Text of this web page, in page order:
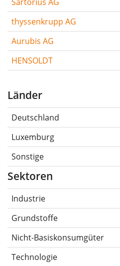
thyssenkrupp AG
Aurubis AG
HENSOLDT
Länder
Deutschland
Luxemburg
Sonstige
Sektoren
Industrie
Grundstoffe
Nicht-Basiskonsumgüter
Technologie